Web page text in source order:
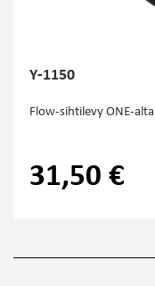
Y-1150
Flow-sihtilevy ONE-
31,50 €